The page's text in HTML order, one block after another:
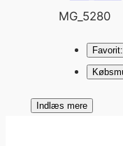
MG_5280
Indlæs mere